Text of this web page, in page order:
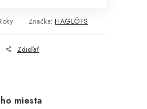
Značka: HAGLÖFS
Zdieľať
miesta